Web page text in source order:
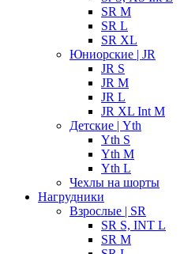
SR M
SR L
SR XL
Юниорские | JR
JR S
JR M
JR L
JR XL Int M
Детские | Yth
Yth S
Yth M
Yth L
Чехлы на шорты
Нагрудники
Взрослые | SR
SR S, INT L
SR M